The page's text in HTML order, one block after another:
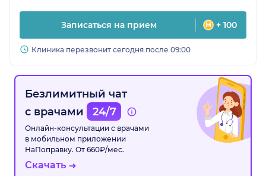
Записаться на прием + 100
Клиника перезвонит сегодня после 09:00
Безлимитный чат
с врачами
24/7
Онлайн-консультации с врачами
в мобильном приложении
НаПоправку. От 660₽/мес.
Скачать